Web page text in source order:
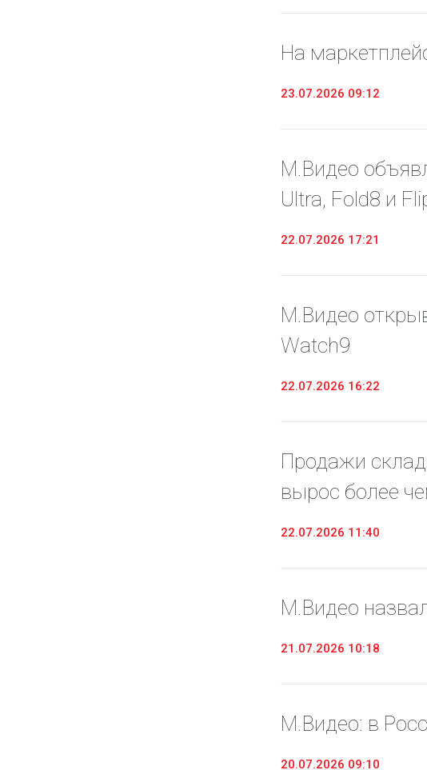
На
23.07.2026 09:12
М.Видео
Ultra, Fold8 и
22.07.2026 17:21
М.Видео
Watch9
22.07.2026 16:22
Продажи
вырос более
22.07.2026 11:40
М.Видео
21.07.2026 10:18
М.Видео: в
20.07.2026 09:10